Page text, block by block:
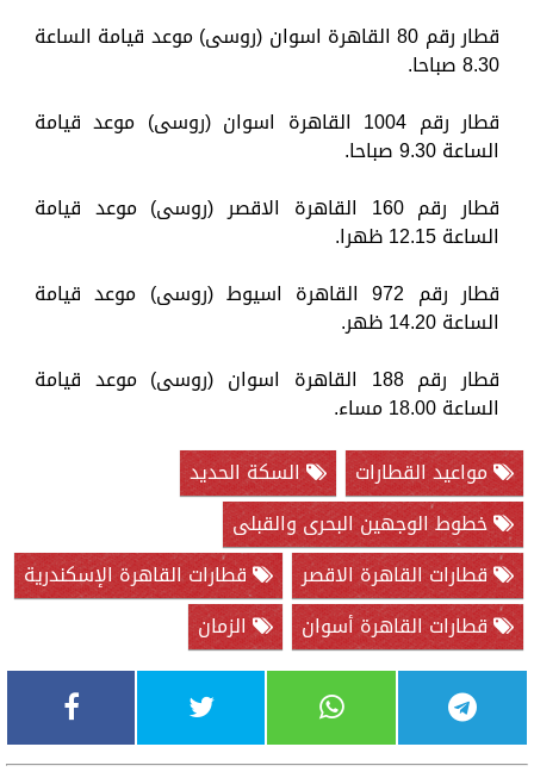
قطار رقم 80 القاهرة اسوان (روسى) موعد قيامة الساعة
8.30 صباحا.
قطار رقم 1004 القاهرة اسوان (روسى) موعد قيامة
الساعة 9.30 صباحا.
قطار رقم 160 القاهرة الاقصر (روسى) موعد قيامة
الساعة 12.15 ظهرا.
قطار رقم 972 القاهرة اسيوط (روسى) موعد قيامة
الساعة 14.20 ظهر.
قطار رقم 188 القاهرة اسوان (روسى) موعد قيامة
الساعة 18.00 مساء.
مواعيد القطارات
السكة الحديد
خطوط الوجهين البحرى والقبلى
قطارات القاهرة الاقصر
قطارات القاهرة الإسكندرية
قطارات القاهرة أسوان
الزمان